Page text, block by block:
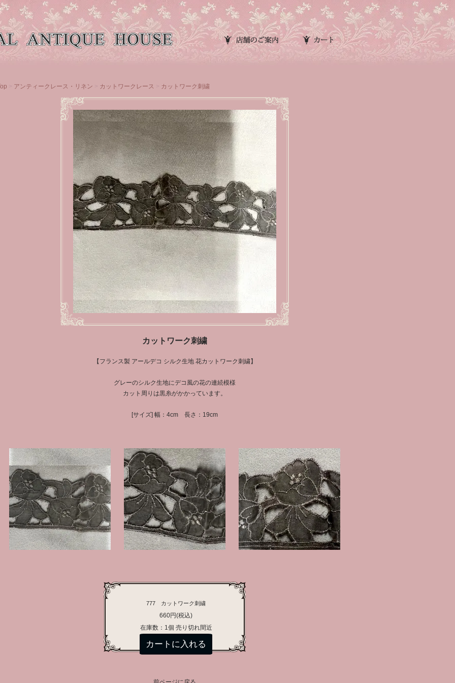
アンティークレース・リネン カットワークレース カットワーク刺繍
カットワーク刺繍
【フランス製 アールデコ シルク生地 花カットワーク刺繍】
グレーのシルク生地にデコ風の花の連続模様
カット周りは黒糸がかかっています。
[サイズ] 幅：4cm 長さ：19cm
777 カットワーク刺繍
660円(税込)
在庫数：1個 売り切れ間近